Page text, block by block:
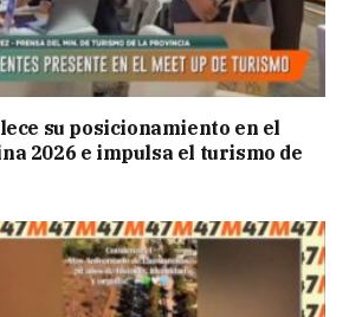
su posicionamiento en el
2026 e impulsa el turismo de